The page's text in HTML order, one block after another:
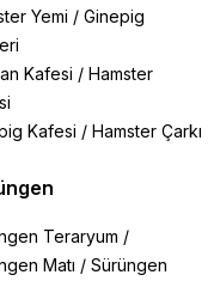
Yemi / Ginepig
Kafesi / Hamster
Kafesi / Hamster Çarkı
Teraryum /
Matı / Sürüngen